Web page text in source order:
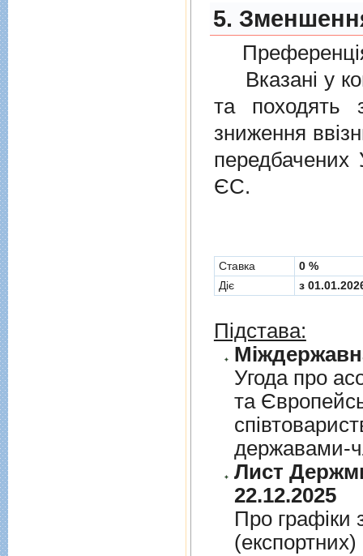
5.
Вказані у
та походять
зниження
передбачених
ЄС.
Cтавка
0 %
Діє
з
Підстава:
Угода про
та
державами-
Лист
22.12.2025
Про графiки